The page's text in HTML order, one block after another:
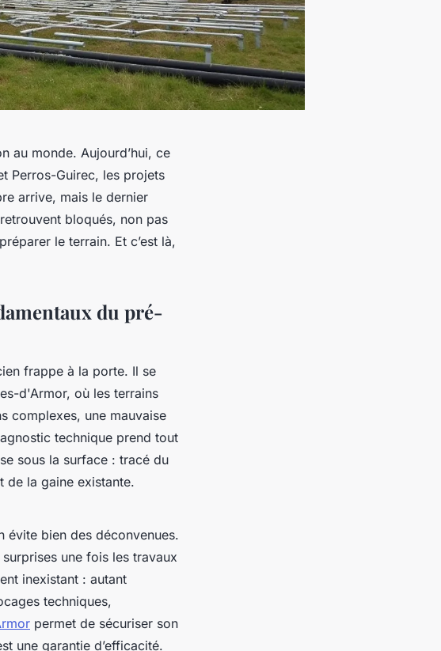
au monde. Aujourd’hui, ce
Perros-Guirec, les projets
arrive, mais le dernier
bloqués, non pas
le terrain. Et c’est là,
du pré-
frappe à la porte. Il se
d'Armor, où les terrains
complexes, une mauvaise
technique prend tout
sous la surface : tracé du
de la gaine existante.
évite bien des déconvenues.
une fois les travaux
inexistant : autant
techniques,
permet de sécuriser son
une garantie d’efficacité.